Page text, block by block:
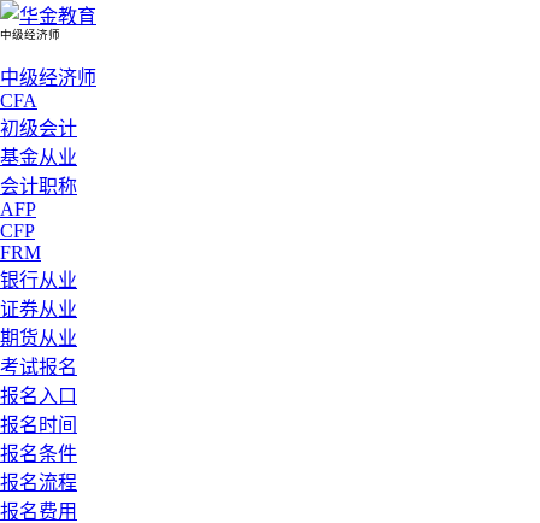
中级经济师
中级经济师
CFA
初级会计
基金从业
会计职称
AFP
CFP
FRM
银行从业
证券从业
期货从业
考试报名
报名入口
报名时间
报名条件
报名流程
报名费用